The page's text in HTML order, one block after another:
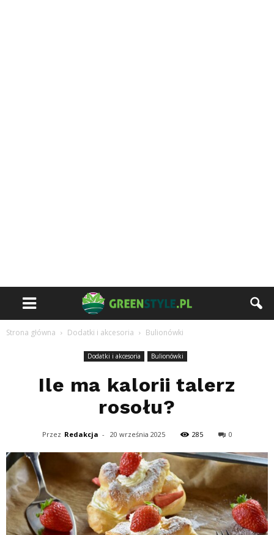
Strona główna Dodatki i akcesoria Bulionówki
Dodatki i akcesoria Bulionówki
Ile ma kalorii talerz
rosołu?
Przez Redakcja - 20 września 2025 285 0